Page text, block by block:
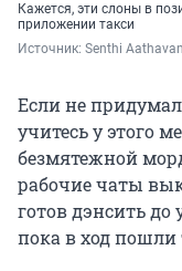
Кажется, эти слоны в
приложении такси
Источник: Senthi
Если не
учитесь у этого
безмятежной
рабочие чаты
готов дэнсить
пока в ход пошли